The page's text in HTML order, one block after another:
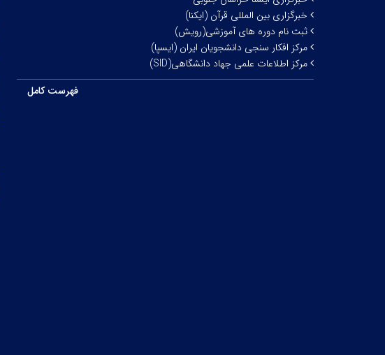
خبرگزاری بین المللی قرآن (ایکنا)
ثبت نام دوره های آموزشی(رویش)
مرکز افکار سنجی دانشجویان ایران (ایسپا)
مرکز اطلاعات علمی جهاد دانشگاهی(SID)
فهرست کامل